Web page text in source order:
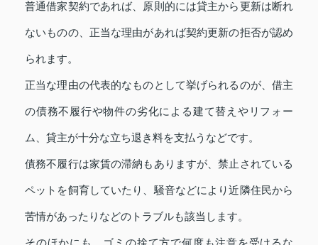
普通借家契約であれば、原則的には貸主から更新は断れ
ないものの、正当な理由があれば契約更新の拒否が認め
られます。
正当な理由の代表的なものとして挙げられるのが、借主
の債務不履行や物件の劣化による建て替えやリフォー
ム、貸主が十分な立ち退き料を支払うなどです。
債務不履行は家賃の滞納もありますが、禁止されている
ペットを飼育していたり、騒音などにより近隣住民から
苦情があったりなどのトラブルも該当します。